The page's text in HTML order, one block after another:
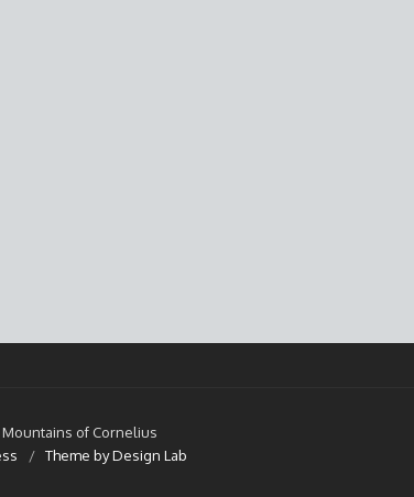
of Cornelius
/ Theme by Design Lab